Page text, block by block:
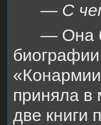
— С
— Она
биографии
приняла в
две книги